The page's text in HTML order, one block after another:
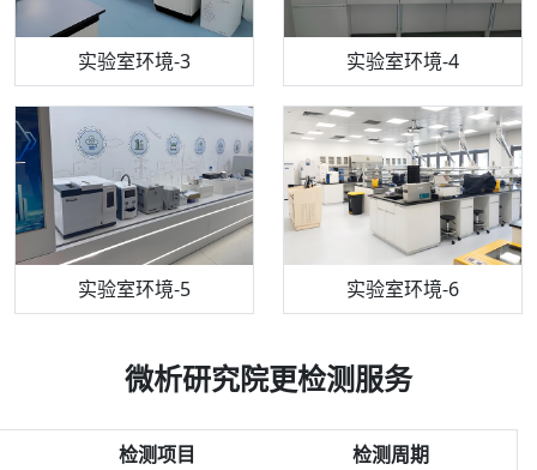
实验室环境-3 实验室环境-4
实验室环境-5 实验室环境-6
机构质检技术员-3 机构质检技术员-4
机构质检技术员-5 机构质检技术员-6
高效液相色谱仪 流式细胞仪
气相色谱仪 万能力学试验仪
微析研究院更检测服务
检测项目 检测周期